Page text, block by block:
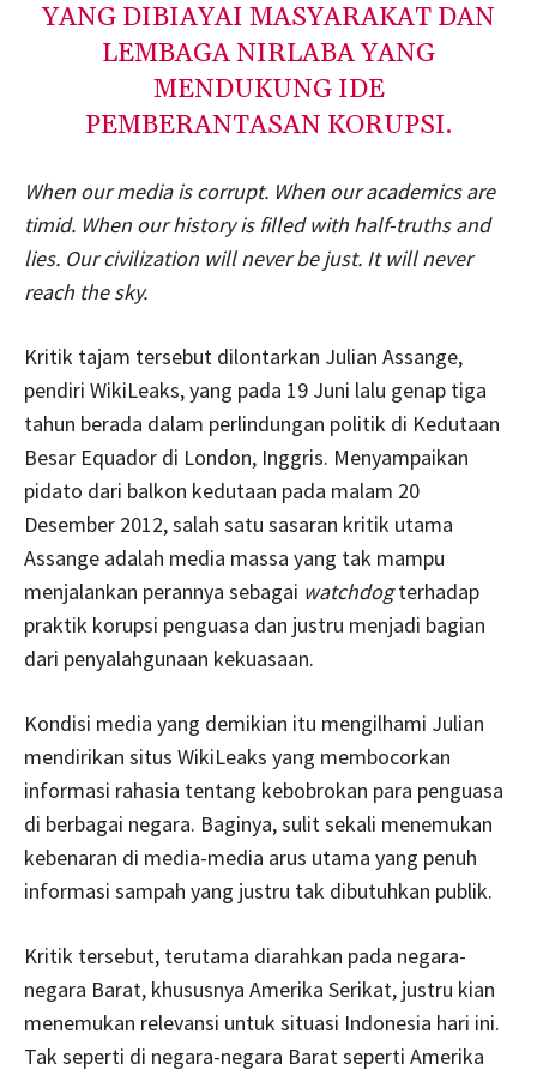
YANG DIBIAYAI MASYARAKAT DAN
LEMBAGA NIRLABA YANG
MENDUKUNG IDE
PEMBERANTASAN KORUPSI.
When our media is corrupt. When our academics are
timid. When our history is filled with half-truths and
lies. Our civilization will never be just. It will never
reach the sky.
Kritik tajam tersebut dilontarkan Julian Assange,
pendiri WikiLeaks, yang pada 19 Juni lalu genap tiga
tahun berada dalam perlindungan politik di Kedutaan
Besar Equador di London, Inggris. Menyampaikan
pidato dari balkon kedutaan pada malam 20
Desember 2012, salah satu sasaran kritik utama
Assange adalah media massa yang tak mampu
menjalankan perannya sebagai watchdogterhadap
praktik korupsi penguasa dan justru menjadi bagian
dari penyalahgunaan kekuasaan.
Kondisi media yang demikian itu mengilhami Julian
mendirikan situs WikiLeaks yang membocorkan
informasi rahasia tentang kebobrokan para penguasa
di berbagai negara. Baginya, sulit sekali menemukan
kebenaran di media-media arus utama yang penuh
informasi sampah yang justru tak dibutuhkan publik.
Kritik tersebut, terutama diarahkan pada negara-
negara Barat, khususnya Amerika Serikat, justru kian
menemukan relevansi untuk situasi Indonesia hari ini.
Tak seperti di negara-negara Barat seperti Amerika